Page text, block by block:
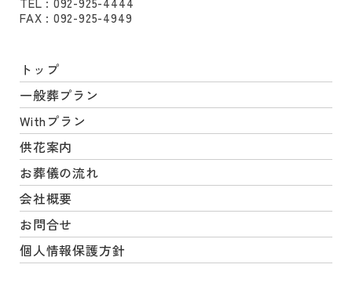
FAX : 092-925-4949
トップ
一般葬プラン
Withプラン
供花案内
お葬儀の流れ
会社概要
お問合せ
個人情報保護方針